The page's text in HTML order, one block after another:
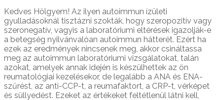
Kedves Hölgyem! Az ilyen autoimmun ízületi
gyulladásoknál tisztázni szokták, hogy szeropozitív vagy
szeronegatív, vagyis a laboratóriumi eltérések igazolják-e
a betegség nyilvánvalóan autoimmun hátterét. Ezért ha
ezek az eredmények nincsenek meg, akkor csináltassa
meg az autoimmun laboratóriumi vizsgálatokat, talán
azokat, amelyek annak idején is készülhettek az ön
reumatológiai kezelésekor, de legalább a ANA és ENA-
szűrést, az anti-CCP-t, a reumafaktort, a CRP-t, vérképet
és süllyedést. Ezeket az értékeket feltétlenül látni kell,